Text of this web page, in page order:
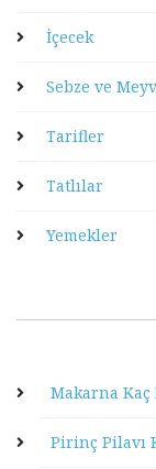
İçecek
Sebze ve
Tarifler
Tatlılar
Yemekler
Makarna
Pirinç Pilavı